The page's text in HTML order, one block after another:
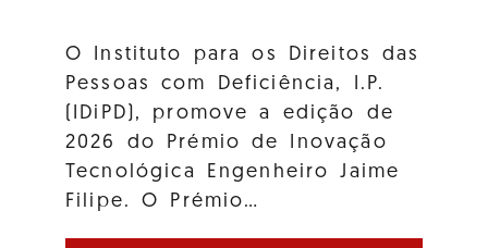
O Instituto para os Direitos das
Pessoas com Deficiência, I.P.
(IDiPD), promove a edição de
2026 do Prémio de Inovação
Tecnológica Engenheiro Jaime
Filipe. O Prémio…